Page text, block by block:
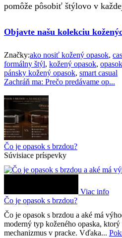
pomôže pôsobiť štýlovo v
Objavte našu kolekciu
Značky:ako nosiť kožený opasok,
formálny štýl, kožený opasok,
pánsky kožený opasok, smart casual
Zachráň ma: Prečo predávame op...
Čo je opasok s brzdou?
Súvisiace príspevky
Viac info
Čo je opasok s brzdou?
Čo je opasok s brzdou a aké má
moderný typ koženého opaska,
mechanizmus v pracke. Vďaka...